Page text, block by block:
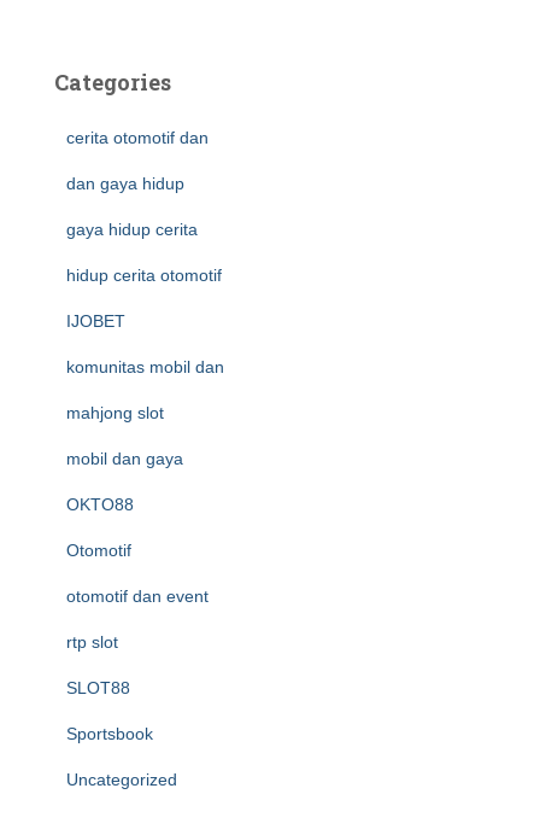
Categories
cerita otomotif dan
dan gaya hidup
gaya hidup cerita
hidup cerita otomotif
IJOBET
komunitas mobil dan
mahjong slot
mobil dan gaya
OKTO88
Otomotif
otomotif dan event
rtp slot
SLOT88
Sportsbook
Uncategorized